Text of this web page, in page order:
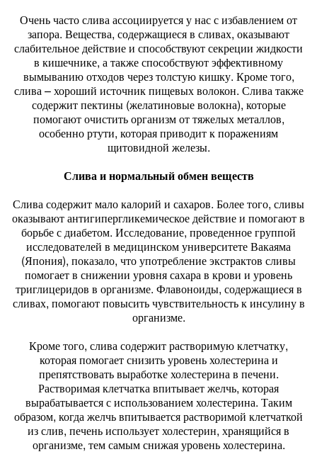
Очень часто слива ассоциируется у нас с избавлением от
запора. Вещества, содержащиеся в сливах, оказывают
слабительное действие и способствуют секреции жидкости
в кишечнике, а также способствуют эффективному
вымыванию отходов через толстую кишку. Кроме того,
слива – хороший источник пищевых волокон. Слива также
содержит пектины (желатиновые волокна), которые
помогают очистить организм от тяжелых металлов,
особенно ртути, которая приводит к поражениям
щитовидной железы.
Слива и нормальный обмен веществ
Слива содержит мало калорий и сахаров. Более того, сливы
оказывают антигипергликемическое действие и помогают в
борьбе с диабетом. Исследование, проведенное группой
исследователей в медицинском университете Вакаяма
(Япония), показало, что употребление экстрактов сливы
помогает в снижении уровня сахара в крови и уровень
триглицеридов в организме. Флавоноиды, содержащиеся в
сливах, помогают повысить чувствительность к инсулину в
организме.
Кроме того, слива содержит растворимую клетчатку,
которая помогает снизить уровень холестерина и
препятствовать выработке холестерина в печени.
Растворимая клетчатка впитывает желчь, которая
вырабатывается с использованием холестерина. Таким
образом, когда желчь впитывается растворимой клетчаткой
из слив, печень использует холестерин, хранящийся в
организме, тем самым снижая уровень холестерина.